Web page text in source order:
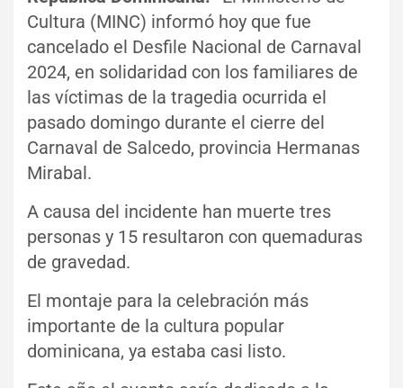
Cultura (MINC) informó hoy que fue
cancelado el Desfile Nacional de Carnaval
2024, en solidaridad con los familiares de
las víctimas de la tragedia ocurrida el
pasado domingo durante el cierre del
Carnaval de Salcedo, provincia Hermanas
Mirabal.
A causa del incidente han muerte tres
personas y 15 resultaron con quemaduras
de gravedad.
El montaje para la celebración más
importante de la cultura popular
dominicana, ya estaba casi listo.